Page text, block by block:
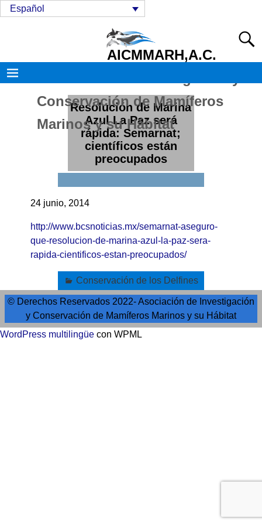
Español
AICMMARH,A.C.
Conservación de Mamíferos
Marinos y su Hábitat
Resolución de Marina
Azul La Paz será
rápida: Semarnat;
científicos están
preocupados
24 junio, 2014
http://www.bcsnoticias.mx/semarnat-aseguro-
que-resolucion-de-marina-azul-la-paz-sera-
rapida-cientificos-estan-preocupados/
Conservación de los Delfines
© Derechos Reservados 2022- Asociación de Investigación
y Conservación de Mamíferos Marinos y su Hábitat
WordPress multilingüe con WPML